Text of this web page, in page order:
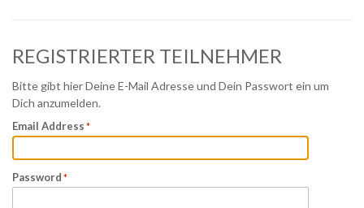
REGISTRIERTER TEILNEHMER
Bitte gibt hier Deine E-Mail Adresse und Dein Passwort ein um
Dich anzumelden.
Email Address
Password